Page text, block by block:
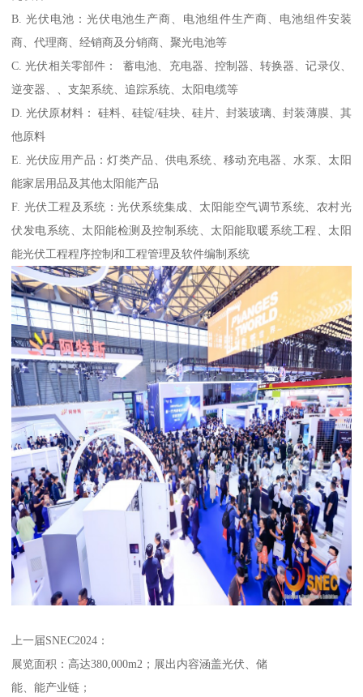
B. 光伏电池：光伏电池生产商、电池组件生产商、电池组件安装
商、代理商、经销商及分销商、聚光电池等
C. 光伏相关零部件： 蓄电池、充电器、控制器、转换器、记录仪、
逆变器、、支架系统、追踪系统、太阳电缆等
D. 光伏原材料： 硅料、硅锭/硅块、硅片、封装玻璃、封装薄膜、其
他原料
E. 光伏应用产品：灯类产品、供电系统、移动充电器、水泵、太阳
能家居用品及其他太阳能产品
F. 光伏工程及系统：光伏系统集成、太阳能空气调节系统、农村光
伏发电系统、太阳能检测及控制系统、太阳能取暖系统工程、太阳
能光伏工程程序控制和工程管理及软件编制系统
上一届SNEC2024：
展览面积：高达380,000m2；展出内容涵盖光伏、储
能、能产业链；